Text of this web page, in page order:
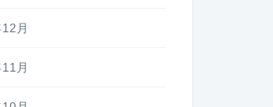
月
月